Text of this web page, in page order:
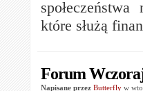
które służą
Forum
Napisane przez Butterfly w